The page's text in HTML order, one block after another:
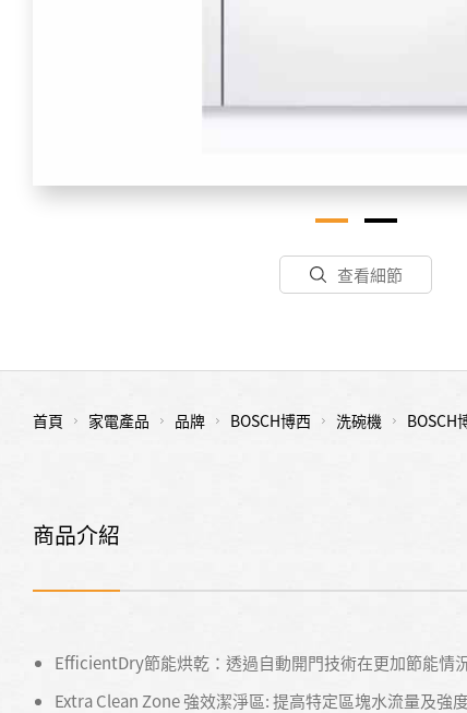
查看細節
首頁 家電產品 品牌 BOSCH博西 洗碗機 BOSCH
商品介紹
EfficientDry節能烘乾：透過自動開門技術在更加節能情
Extra Clean Zone 強效潔淨區: 提高特定區塊水流量及強